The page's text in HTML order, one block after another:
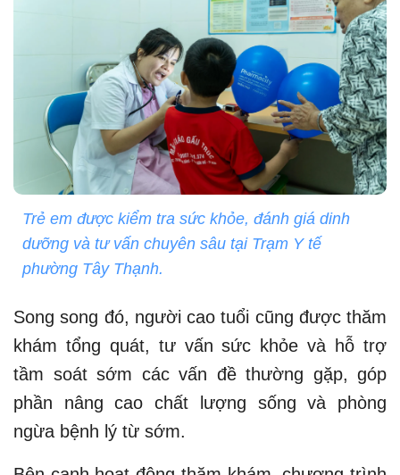
Trẻ em được kiểm tra sức khỏe, đánh giá dinh
dưỡng và tư vấn chuyên sâu tại Trạm Y tế
phường Tây Thạnh.
Song song đó, người cao tuổi cũng được thăm
khám tổng quát, tư vấn sức khỏe và hỗ trợ
tầm soát sớm các vấn đề thường gặp, góp
phần nâng cao chất lượng sống và phòng
ngừa bệnh lý từ sớm.